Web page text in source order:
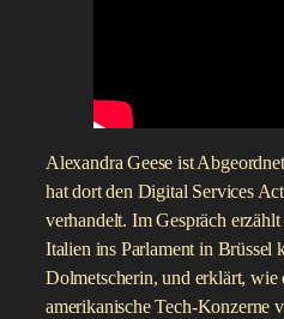
Alexandra Geese ist
hat dort den Digital Services
verhandelt. Im Gespräch
Italien ins Parlament in Brüssel
Dolmetscherin, und erklärt, wie
amerikanische Tech-Konzerne